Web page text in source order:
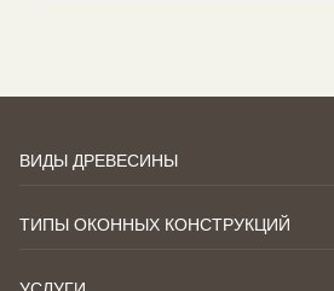
ВИДЫ ДРЕВЕСИНЫ
ТИПЫ ОКОННЫХ КОНСТРУКЦИЙ